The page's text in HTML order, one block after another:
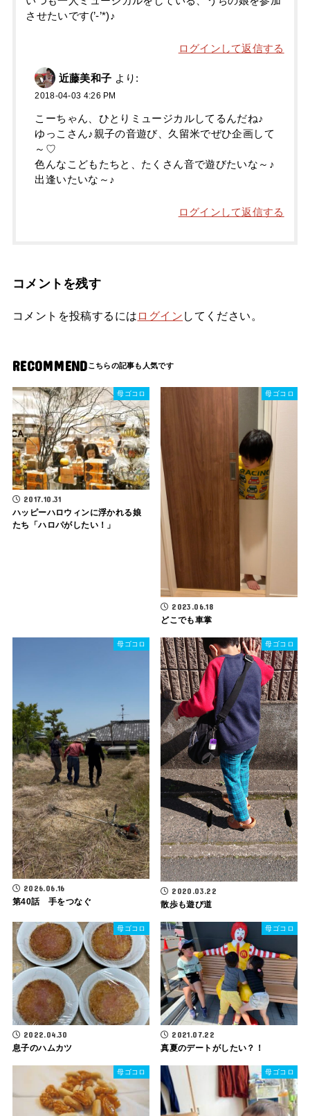
させたいです(’-’*)♪
ログインして返信する
近藤美和子 より:
2018-04-03 4:26 PM
こーちゃん、ひとりミュージカルしてるんだね♪
ゆっこさん♪親子の音遊び、久留米でぜひ企画して
～♡
色んなこどもたちと、たくさん音で遊びたいな～♪
出逢いたいな～♪
ログインして返信する
コメントを残す
コメントを投稿するには ログイン してください。
RECOMMEND
母ゴコロ
2017.10.31
ハッピーハロウィンに浮かれる娘
たち「ハロパがしたい！」
母ゴコロ
2023.06.18
どこでも車掌
母ゴコロ
2026.06.16
第40話 手をつなぐ
母ゴコロ
2020.03.22
散歩も遊び道
母ゴコロ
2022.04.30
息子のハムカツ
母ゴコロ
2021.07.22
真夏のデートがしたい？！
母ゴコロ 母ゴコロ